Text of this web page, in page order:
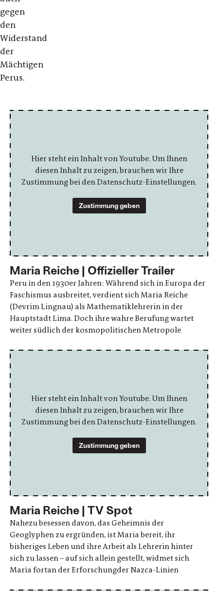
gegen
den
Widerstand
der
Mächtigen
Perus.
Hier steht ein Inhalt von Youtube. Um Ihnen
diesen Inhalt zu zeigen, brauchen wir Ihre
Zustimmung bei den Datenschutz-Einstellungen.
Zustimmung geben
Maria Reiche | Offizieller Trailer
Peru in den 1930er Jahren: Während sich in Europa der
Faschismus ausbreitet, verdient sich Maria Reiche
(Devrim Lingnau) als Mathematiklehrerin in der
Hauptstadt Lima. Doch ihre wahre Berufung wartet
weiter südlich der kosmopolitischen Metropole
Hier steht ein Inhalt von Youtube. Um Ihnen
diesen Inhalt zu zeigen, brauchen wir Ihre
Zustimmung bei den Datenschutz-Einstellungen.
Zustimmung geben
Maria Reiche | TV Spot
Nahezu besessen davon, das Geheimnis der
Geoglyphen zu ergründen, ist Maria bereit, ihr
bisheriges Leben und ihre Arbeit als Lehrerin hinter
sich zu lassen – auf sich allein gestellt, widmet sich
Maria fortan der Erforschungder Nazca-Linien